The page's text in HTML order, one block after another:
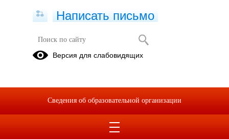
Методические рекомендации ГИБДД
использованию маршрута ДОМ-ШКОЛА-ДОМ.pdf
Написать письмо
Версия для слабовидящих
Сведения об образовательной организации